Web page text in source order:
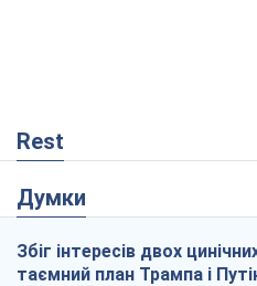
Rest
Думки
Збіг інтересів двох
таємний план Трампа і